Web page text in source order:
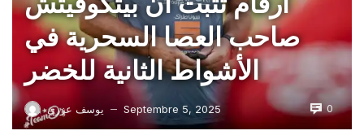
صاحب العصا السحرية في
الأشواط الثانية للخضر
يوسف عزري — Septembre 5, 2025 0